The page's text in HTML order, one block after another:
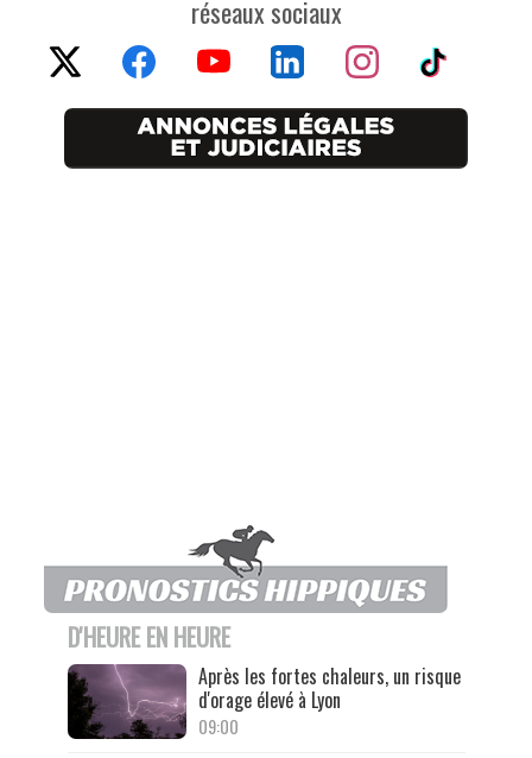
réseaux sociaux
D'HEURE EN HEURE
Après les fortes chaleurs, un risque
d'orage élevé à Lyon
09:00